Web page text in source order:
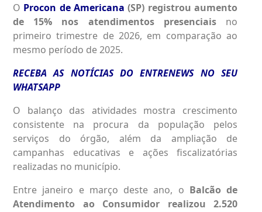
O Procon de Americana (SP) registrou aumento
de 15% nos atendimentos presenciaisno
primeiro trimestre de 2026, em comparação ao
mesmo período de 2025.
RECEBA AS NOTÍCIAS DO ENTRENEWS NO SEU
WHATSAPP
O balanço das atividades mostra crescimento
consistente na procura da população pelos
serviços do órgão, além da ampliação de
campanhas educativas e ações fiscalizatórias
realizadas no município.
Entre janeiro e março deste ano, o Balcão de
Atendimento ao Consumidor realizou 2.520